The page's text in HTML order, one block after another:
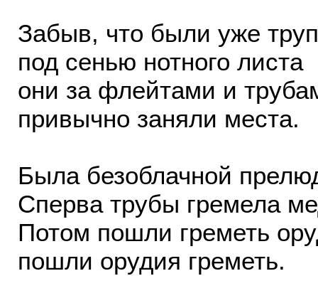
Забыв, что были уже
под сенью нотного листа
они за флейтами и
привычно заняли места.
Была безоблачной
Сперва трубы гремела
Потом пошли греметь
пошли орудия греметь.